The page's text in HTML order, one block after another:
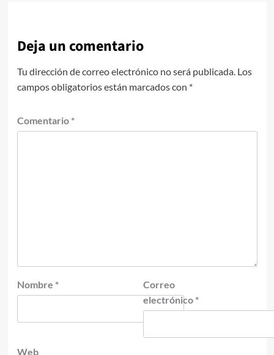
Deja un comentario
Tu dirección de correo electrónico no será publicada. Los
campos obligatorios están marcados con *
Comentario *
Nombre *
Correo
electrónico *
Web